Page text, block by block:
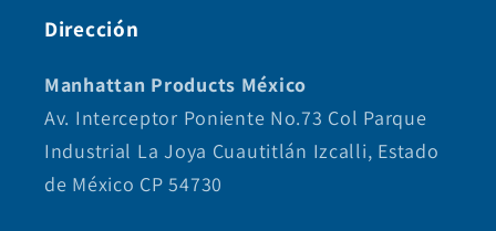
Dirección
Manhattan Products México
Av. Interceptor Poniente No.73 Col Parque
Industrial La Joya Cuautitlán Izcalli, Estado
de México CP 54730